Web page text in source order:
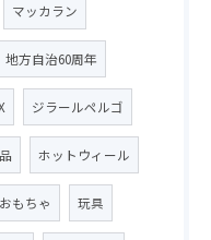
マッカラン
地方自治60周年
ジラールペルゴ
ホットウィール
おもちゃ 玩具